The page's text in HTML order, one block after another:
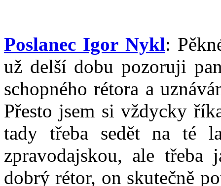
Poslanec Igor Nykl:
už delší dobu pozoruji
schopného rétora a
Přesto jsem si vždycky
tady třeba sedět na té
zpravodajskou, ale
dobrý rétor, on skutečně